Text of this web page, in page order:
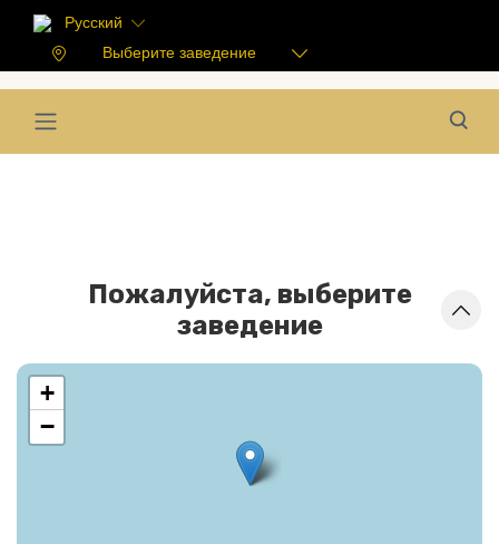
Русский
Выберите заведение
Пожалуйста, выберите
заведение
+
−